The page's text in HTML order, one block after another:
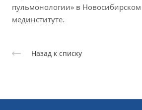
пульмонологии» в Новосибирском
мединституте.
Назад к списку